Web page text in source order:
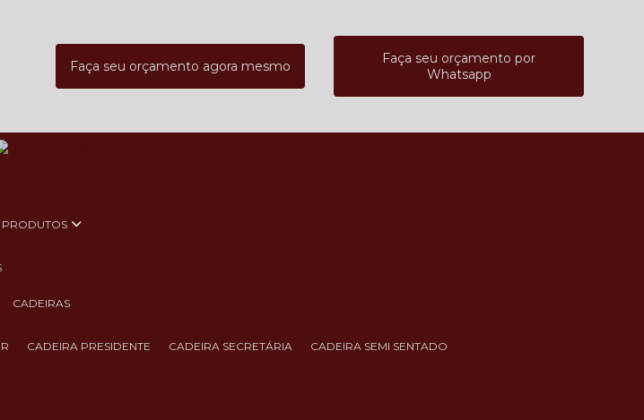
Faça seu orçamento agora mesmo
Faça seu orçamento por
Whatsapp
PRODUTOS
CADEIRAS
CADEIRA PRESIDENTE CADEIRA SECRETÁRIA CADEIRA SEMI SENTADO